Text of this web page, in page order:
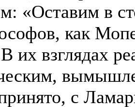
«Оставим в
как
их взглядах
с